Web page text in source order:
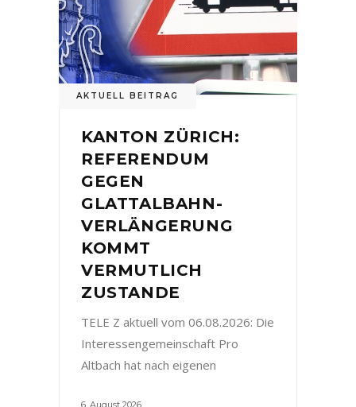
AKTUELL BEITRAG
KANTON ZÜRICH:
REFERENDUM
GEGEN
GLATTALBAHN-
VERLÄNGERUNG
KOMMT
VERMUTLICH
ZUSTANDE
TELE Z aktuell vom 06.08.2026: Die
Interessengemeinschaft Pro
Altbach hat nach eigenen
6. August 2026